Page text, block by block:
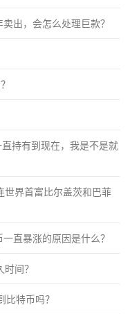
出，会怎么处理巨款？
持有到现在，我是不是就
世界首富比尔盖茨和巴菲
直暴涨的原因是什么？
间？
特币吗？